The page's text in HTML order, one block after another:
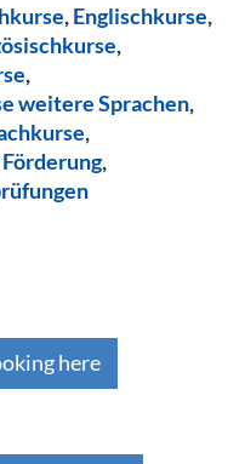
,Englischkurse,
,
,
weitere Sprachen,
,
,
here